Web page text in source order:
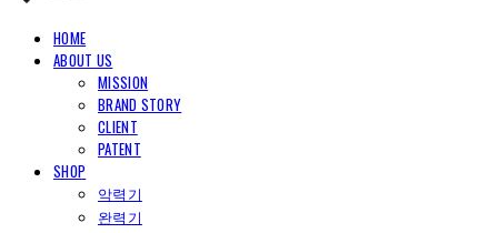
HOME
ABOUT US
MISSION
BRAND STORY
CLIENT
PATENT
SHOP
악력기
완력기